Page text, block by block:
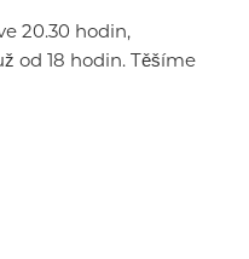
20.30 hodin,
od 18 hodin. Těšíme